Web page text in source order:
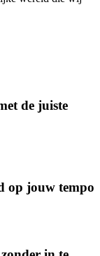
de juiste
op jouw tempo